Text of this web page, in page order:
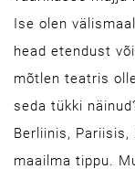
Ise olen
head etendust
mõtlen teatris
seda tükki
Berliinis, Pariisis,
maailma tippu.